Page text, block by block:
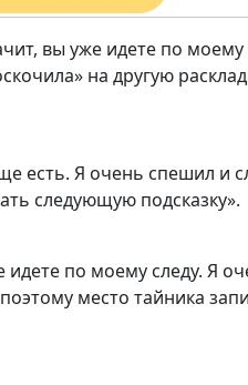
вы уже идете по моему
на другую
есть. Я очень спешил и
следующую подсказку».
по моему следу. Я
место тайника